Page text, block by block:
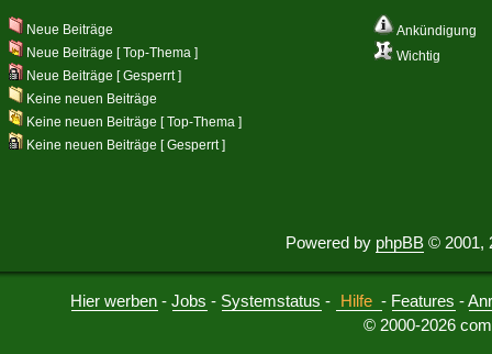
Ankündigung
Wichtig
Neue Beiträge
Neue Beiträge [ Top-Thema ]
Neue Beiträge [ Gesperrt ]
Keine neuen Beiträge
Keine neuen Beiträge [ Top-Thema ]
Keine neuen Beiträge [ Gesperrt ]
Powered by phpBB © 2001,
Hier werben -Jobs - Systemstatus - Hilfe - Features -
© 2000-2026